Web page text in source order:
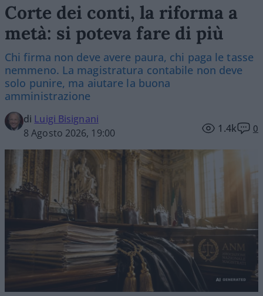
Corte dei conti, la riforma a
metà: si poteva fare di più
Chi firma non deve avere paura, chi paga le tasse
nemmeno. La magistratura contabile non deve
solo punire, ma aiutare la buona
amministrazione
di Luigi Bisignani
8 Agosto 2026, 19:00
1.4k 0